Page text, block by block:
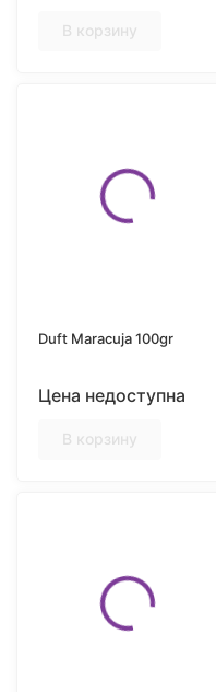
В корзину
Duft Maracuja 100gr
Цена недоступна
В корзину